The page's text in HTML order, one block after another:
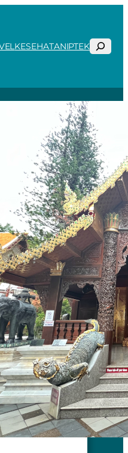
KESEHATANIPTEKSearch